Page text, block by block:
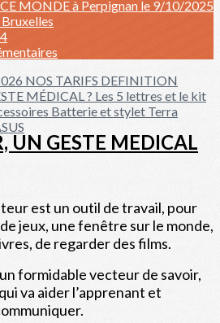
MONDE à Perpignan le 9/10/2025
NOS TARIFS DEFINITION
MÉDICAL ? Les 5 lettres et le kit
Batterie et stylet Terra
UN GESTE MEDICAL
est un outil de travail, pour
jeux, une fenêtre sur le monde,
de regarder des films.
formidable vecteur de savoir,
va aider l’apprenant et